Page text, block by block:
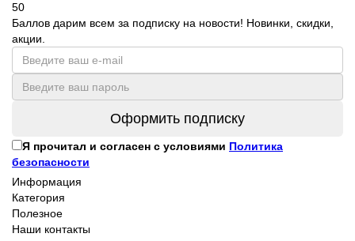
50
Баллов дарим всем за подписку на новости! Новинки, скидки,
акции.
Оформить подписку
Я прочитал и согласен с условиями Политика
безопасности
Информация
Категория
Полезное
Наши контакты